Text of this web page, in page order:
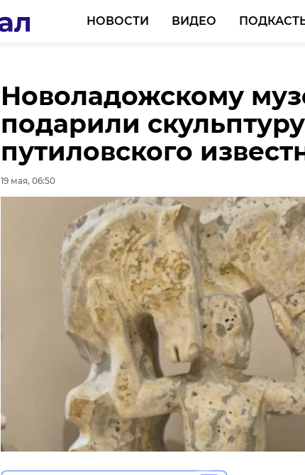
НОВОСТИ ВИДЕО
Новоладожскому
подарили
путиловского
19 мая, 06:50
В Выборгском
ликвидировали
19 мая, 06:26